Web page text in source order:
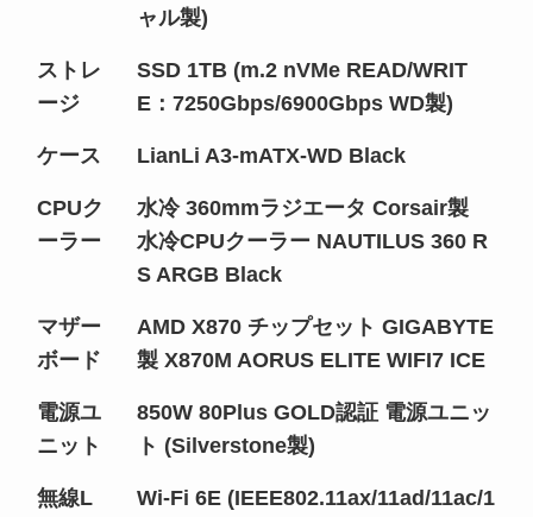
ャル製)
ストレ
ージ
SSD 1TB (m.2 nVMe READ/WRIT
E：7250Gbps/6900Gbps WD製)
ケース LianLi A3-mATX-WD Black
CPUク
ーラー
水冷 360mmラジエータ Corsair製
水冷CPUクーラー NAUTILUS 360 R
S ARGB Black
マザー
ボード
AMD X870 チップセット GIGABYTE
製 X870M AORUS ELITE WIFI7 ICE
電源ユ
ニット
850W 80Plus GOLD認証 電源ユニッ
ト (Silverstone製)
無線L
Wi-Fi 6E (IEEE802.11ax/11ad/11ac/1